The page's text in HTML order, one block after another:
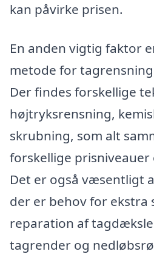
kan påvirke prisen.
En anden vigtig faktor
metode for
Der findes forskellige
højtryksrensning,
skrubning, som alt
forskellige
Det er også væsentligt
der er behov for ekstra
reparation af
tagrender og